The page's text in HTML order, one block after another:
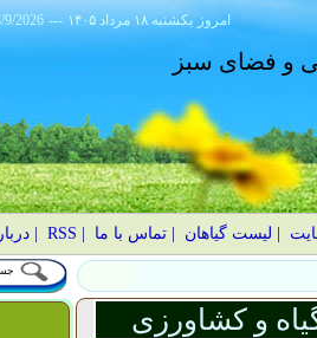
9/2026 --- ۱۴۰۵ يکشنبه ۱۸ مرداد امروز
و فضای سبز
لیست گیاهان |تماس با ما RSS
|
و کشاورزی